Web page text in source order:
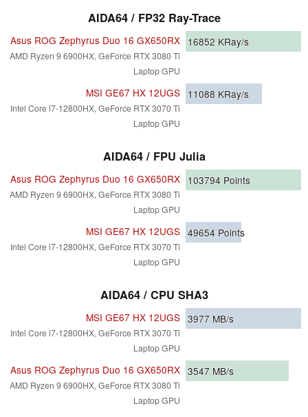
AIDA64 / FP32 Ray-Trace
Asus ROG Zephyrus Duo 16 GX650RX
AMD Ryzen 9 6900HX, GeForce RTX 3080 Ti
Laptop GPU
16852 KRay/s
MSI GE67 HX 12UGS
Intel Core i7-12800HX, GeForce RTX 3070 Ti
Laptop GPU
11088 KRay/s
AIDA64 / FPU Julia
Asus ROG Zephyrus Duo 16 GX650RX
AMD Ryzen 9 6900HX, GeForce RTX 3080 Ti
Laptop GPU
103794 Points
MSI GE67 HX 12UGS
Intel Core i7-12800HX, GeForce RTX 3070 Ti
Laptop GPU
49654 Points
AIDA64 / CPU SHA3
MSI GE67 HX 12UGS
Intel Core i7-12800HX, GeForce RTX 3070 Ti
Laptop GPU
3977 MB/s
Asus ROG Zephyrus Duo 16 GX650RX
AMD Ryzen 9 6900HX, GeForce RTX 3080 Ti
Laptop GPU
3547 MB/s